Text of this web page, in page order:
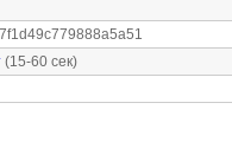
(15-60 сек)